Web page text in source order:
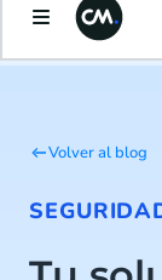
Volver al blog